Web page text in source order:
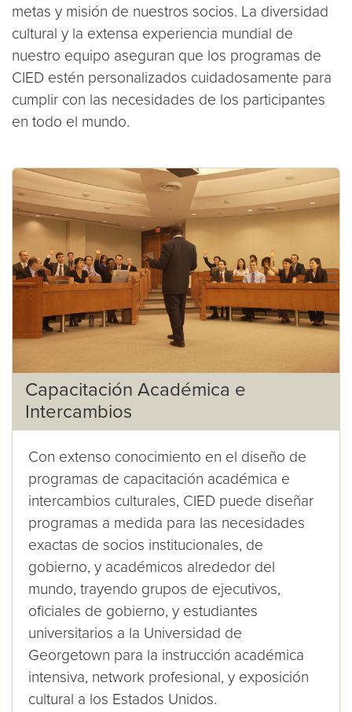
metas y misión de nuestros socios. La diversidad
cultural y la extensa experiencia mundial de
nuestro equipo aseguran que los programas de
CIED estén personalizados cuidadosamente para
cumplir con las necesidades de los participantes
en todo el mundo.
Capacitación Académica e
Intercambios
Con extenso conocimiento en el diseño de
programas de capacitación académica e
intercambios culturales, CIED puede diseñar
programas a medida para las necesidades
exactas de socios institucionales, de
gobierno, y académicos alrededor del
mundo, trayendo grupos de ejecutivos,
oficiales de gobierno, y estudiantes
universitarios a la Universidad de
Georgetown para la instrucción académica
intensiva, network profesional, y exposición
cultural a los Estados Unidos.